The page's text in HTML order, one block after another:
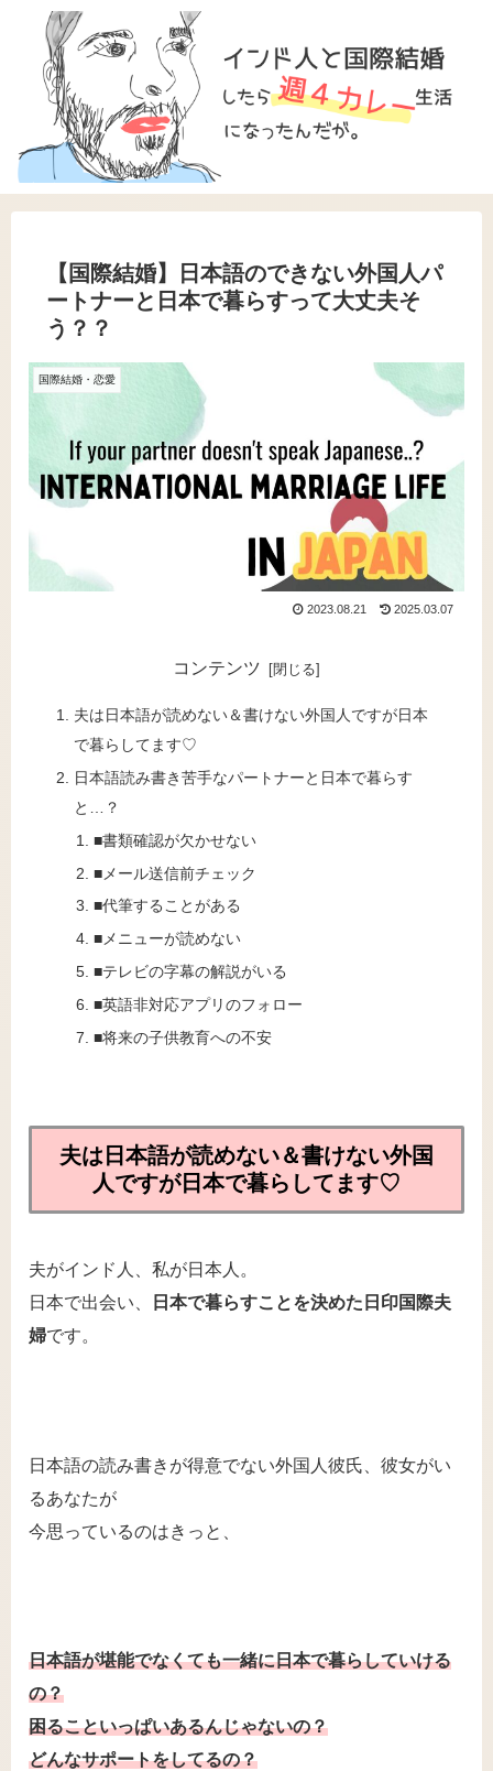
【国際結婚】日本語のできない外国人パ
ートナーと日本で暮らすって大丈夫そ
う？？
国際結婚・恋愛
2023.08.21 2025.03.07
コンテンツ
夫は日本語が読めない＆書けない外国人ですが日本
で暮らしてます♡
日本語読み書き苦手なパートナーと日本で暮らす
と…？
■書類確認が欠かせない
■メール送信前チェック
■代筆することがある
■メニューが読めない
■テレビの字幕の解説がいる
■英語非対応アプリのフォロー
■将来の子供教育への不安
夫は日本語が読めない＆書けない外国
人ですが日本で暮らしてます♡
夫がインド人、私が日本人。
日本で出会い、
日本で暮らすことを決めた日印国際夫
婦です。
日本語の読み書きが得意でない外国人彼氏、彼女がい
るあなたが
今思っているのはきっと、
日本語が堪能でなくても一緒に日本で暮らしていける
の？
困ることいっぱいあるんじゃないの？
どんなサポートをしてるの？